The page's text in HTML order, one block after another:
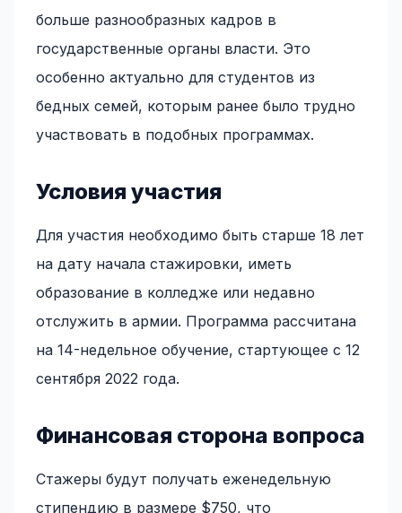
больше разнообразных кадров в
государственные органы власти. Это
особенно актуально для студентов из
бедных семей, которым ранее было трудно
участвовать в подобных программах.
Условия участия
Для участия необходимо быть старше 18 лет
на дату начала стажировки, иметь
образование в колледже или недавно
отслужить в армии. Программа рассчитана
на 14-недельное обучение, стартующее с 12
сентября 2022 года.
Финансовая сторона вопроса
Стажеры будут получать еженедельную
стипендию в размере $750, что